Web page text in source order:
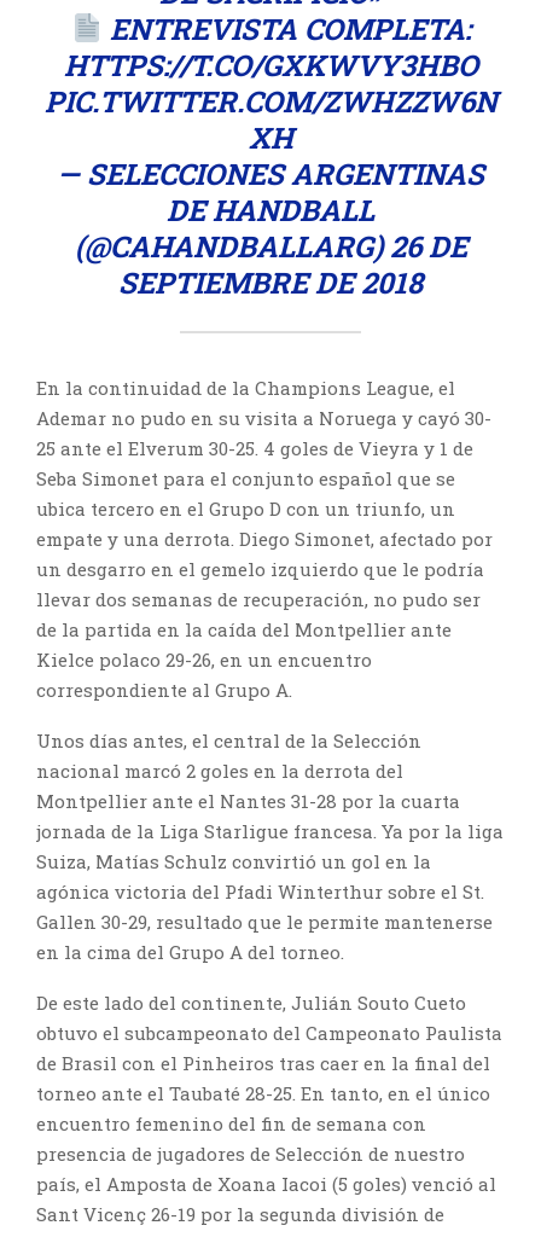
ENTREVISTA COMPLETA:
HTTPS://T.CO/GXKWVY3HBO
PIC.TWITTER.COM/ZWHZZW6N
XH
— SELECCIONES ARGENTINAS
DE HANDBALL
(@CAHANDBALLARG)26 DE
SEPTIEMBRE DE 2018
En la continuidad de la Champions League, el
Ademar no pudo en su visita a Noruega y cayó 30-
25 ante el Elverum 30-25. 4 goles de Vieyra y 1 de
Seba Simonet para el conjunto español que se
ubica tercero en el Grupo D con un triunfo, un
empate y una derrota. Diego Simonet, afectado por
un desgarro en el gemelo izquierdo que le podría
llevar dos semanas de recuperación, no pudo ser
de la partida en la caída del Montpellier ante
Kielce polaco 29-26, en un encuentro
correspondiente al Grupo A.
Unos días antes, el central de la Selección
nacional marcó 2 goles en la derrota del
Montpellier ante el Nantes 31-28 por la cuarta
jornada de la Liga Starligue francesa. Ya por la liga
Suiza, Matías Schulz convirtió un gol en la
agónica victoria del Pfadi Winterthur sobre el St.
Gallen 30-29, resultado que le permite mantenerse
en la cima del Grupo A del torneo.
De este lado del continente, Julián Souto Cueto
obtuvo el subcampeonato del Campeonato Paulista
de Brasil con el Pinheiros tras caer en la final del
torneo ante el Taubaté 28-25. En tanto, en el único
encuentro femenino del fin de semana con
presencia de jugadores de Selección de nuestro
país, el Amposta de Xoana Iacoi (5 goles) venció al
Sant Vicenç 26-19 por la segunda división de